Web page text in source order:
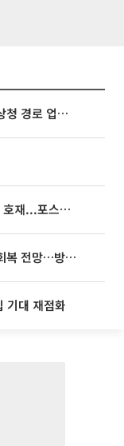
태풍 '돌핀' 오키나와 접근…일본기상청 경로 업데이트
[증시키워드] 반도체 충격 뚫은 개별 호재...포스코퓨처엠·에코프로·한화솔루션 '눈길'
iM "LIG D&A, 천궁-II 매출 하반기 회복 전망…방산 톱픽 유지"
기대 재점화